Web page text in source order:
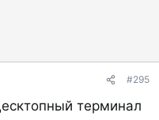
#295
терминал